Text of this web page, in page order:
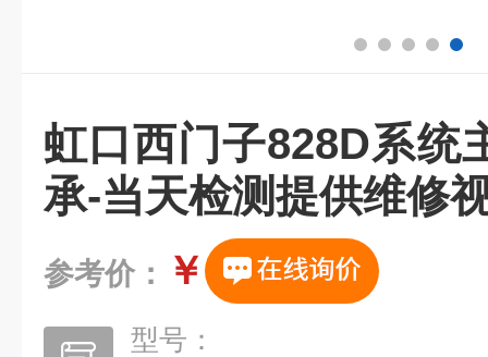
虹口西门子828D系统
承-当天检测提供维修
参考价： ￥
型号：